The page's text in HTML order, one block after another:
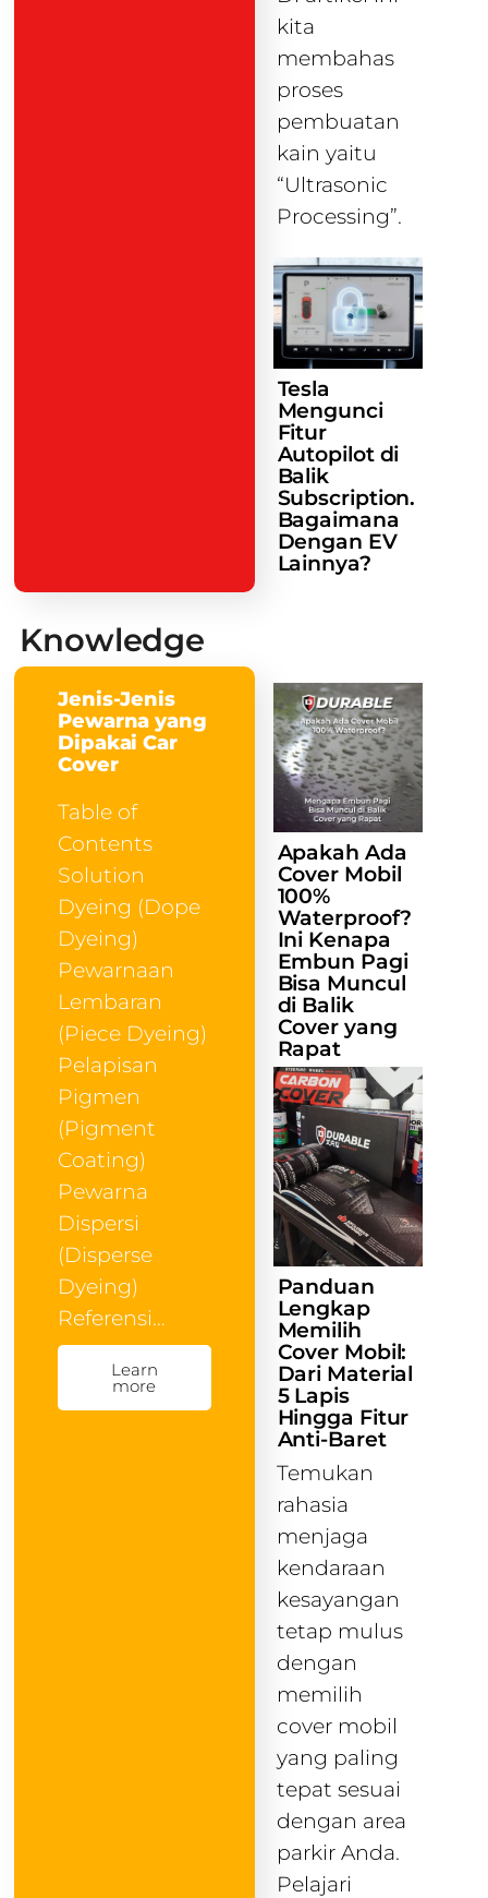
kita
membahas
proses
pembuatan
kain yaitu
“Ultrasonic
Processing”.
Tesla
Mengunci
Fitur
Autopilot di
Balik
Subscription.
Bagaimana
Dengan EV
Lainnya?
Knowledge
Jenis-Jenis
Pewarna yang
Dipakai Car
Cover
Table of
Contents
Solution
Dyeing (Dope
Dyeing)
Pewarnaan
Lembaran
(Piece Dyeing)
Pelapisan
Pigmen
(Pigment
Coating)
Pewarna
Dispersi
(Disperse
Dyeing)
Referensi…
Learn
more
Apakah Ada
Cover Mobil
100%
Waterproof?
Ini Kenapa
Embun Pagi
Bisa Muncul
di Balik
Cover yang
Rapat
Panduan
Lengkap
Memilih
Cover Mobil:
Dari Material
5 Lapis
Hingga Fitur
Anti-Baret
Temukan
rahasia
menjaga
kendaraan
kesayangan
tetap mulus
dengan
memilih
cover mobil
yang paling
tepat sesuai
dengan area
parkir Anda.
Pelajari